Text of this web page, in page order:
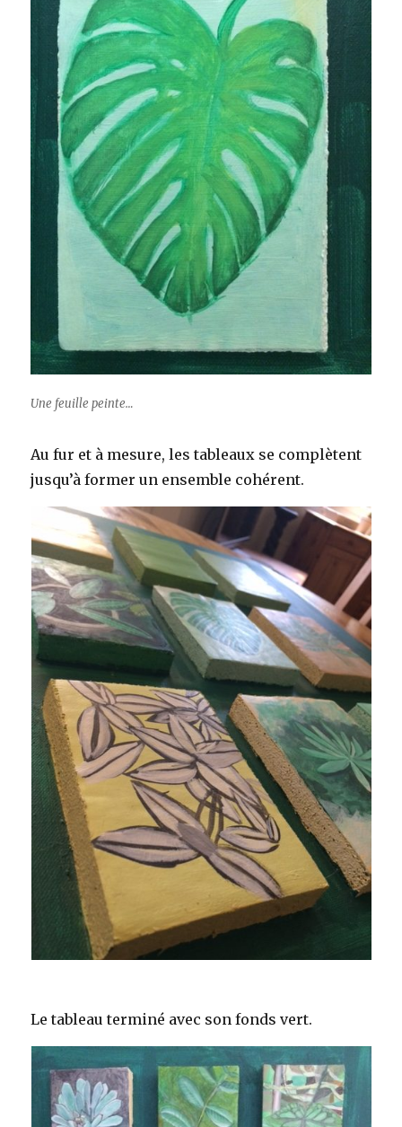
Une feuille peinte…
Au fur et à mesure, les tableaux se complètent
jusqu’à former un ensemble cohérent.
Le tableau terminé avec son fonds vert.